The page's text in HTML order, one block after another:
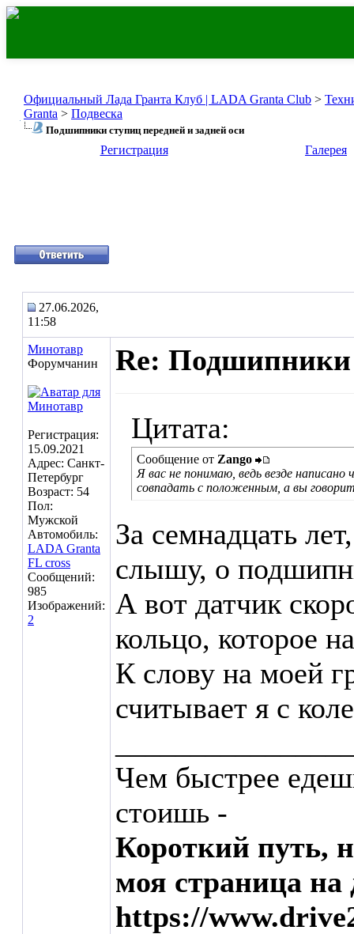
Официальный Лада Гранта Клуб | LADA Granta Club >
Granta > Подвеска
Подшипники ступиц передней и задней оси
Регистрация Галерея
27.06.2026,
11:58
Минотавр
Форумчанин
Регистрация:
15.09.2021
Адрес: Санкт-
Петербург
Возраст: 54
Пол:
Мужской
Автомобиль:
LADA Granta
FL cross
Сообщений:
985
Изображений:
2
Re: Подшипники
Цитата:
Сообщение от Zango
Я вас не понимаю, ведь везде
совпадать с положенным, а вы
За семнадцать
слышу, о
А вот датчик
кольцо, которое
К слову на моей
считывает я с
Чем быстрее
стоишь -
Короткий путь,
моя страница на
https://